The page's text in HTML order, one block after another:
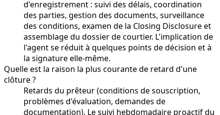
d'enregistrement : suivi des délais, coordination
des parties, gestion des documents, surveillance
des conditions, examen de la Closing Disclosure et
assemblage du dossier de courtier. L'implication de
l'agent se réduit à quelques points de décision et à
la signature elle-même.
Quelle est la raison la plus courante de retard d'une
clôture ?
Retards du prêteur (conditions de souscription,
problèmes d'évaluation, demandes de
documentation). Le suivi hebdomadaire proactif du